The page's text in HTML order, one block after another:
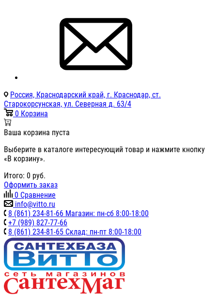
Россия, Краснодарский край, г. Краснодар, ст.
Старокорсунская, ул. Северная д. 63/4
0 Корзина
Ваша корзина пуста
Выберите в каталоге интересующий товар и нажмите кнопку
«В корзину».
Итого: 0 руб.
Оформить заказ
0 Сравнение
info@vitto.ru
8 (861) 234-81-66 Магазин: пн-сб 8:00-18:00
+7 (989) 827-77-66
8 (861) 234-81-65 Склад: пн-пт 8:00-18:00